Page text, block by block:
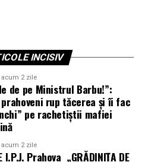
INCISIV
acum 2 zile
de pe Ministrul Barbu!”:
rup tăcerea și îi fac
pe rachetiștii mafiei
acum 2 zile
I.P.J. Prahova „GRĂDINIȚA DE